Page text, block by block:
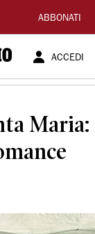
ABBONATI
ACCEDI
Maria: